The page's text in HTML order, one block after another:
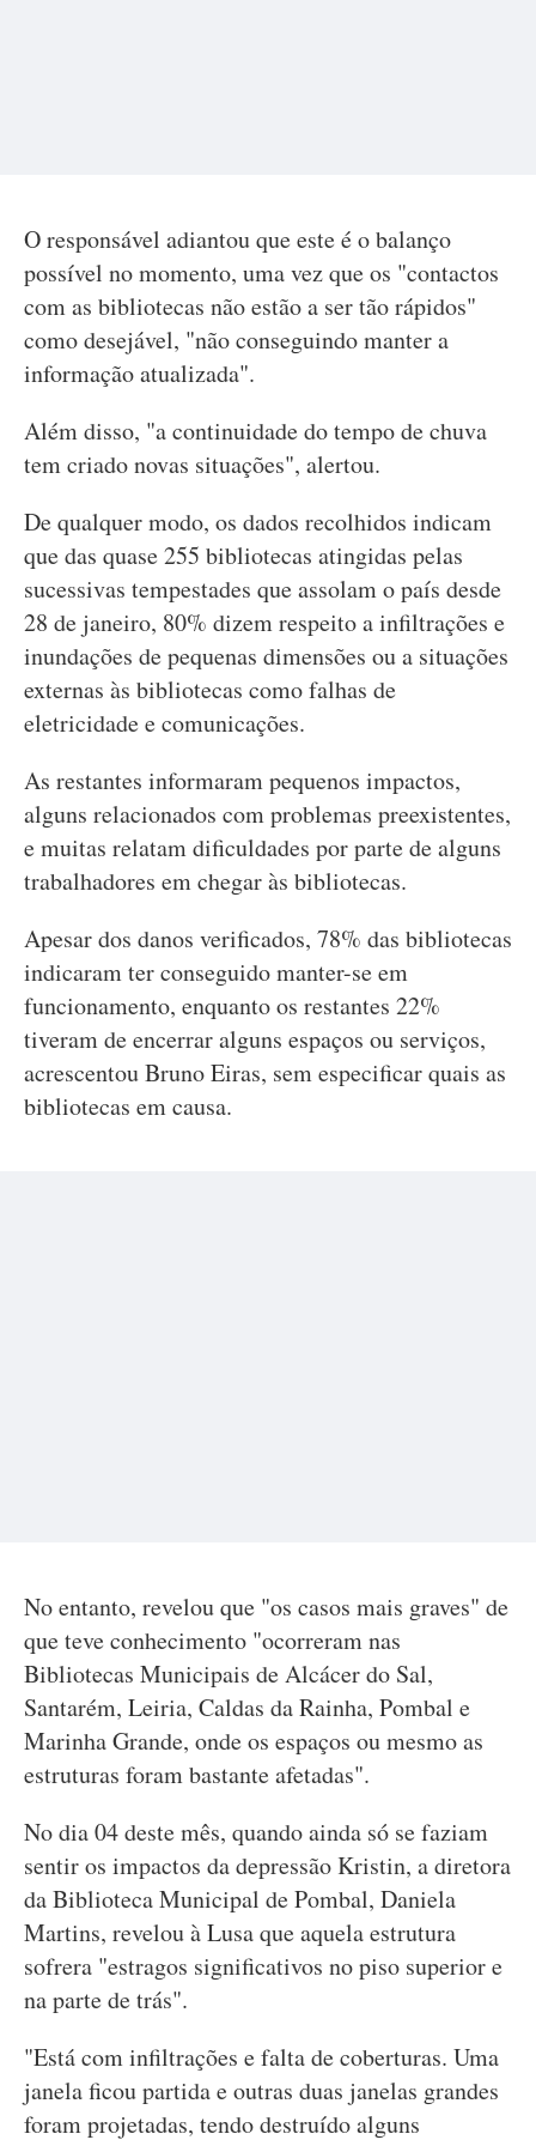
O responsável adiantou que este é o balanço
possível no momento, uma vez que os "contactos
com as bibliotecas não estão a ser tão rápidos"
como desejável, "não conseguindo manter a
informação atualizada".
Além disso, "a continuidade do tempo de chuva
tem criado novas situações", alertou.
De qualquer modo, os dados recolhidos indicam
que das quase 255 bibliotecas atingidas pelas
sucessivas tempestades que assolam o país desde
28 de janeiro, 80% dizem respeito a infiltrações e
inundações de pequenas dimensões ou a situações
externas às bibliotecas como falhas de
eletricidade e comunicações.
As restantes informaram pequenos impactos,
alguns relacionados com problemas preexistentes,
e muitas relatam dificuldades por parte de alguns
trabalhadores em chegar às bibliotecas.
Apesar dos danos verificados, 78% das bibliotecas
indicaram ter conseguido manter-se em
funcionamento, enquanto os restantes 22%
tiveram de encerrar alguns espaços ou serviços,
acrescentou Bruno Eiras, sem especificar quais as
bibliotecas em causa.
No entanto, revelou que "os casos mais graves" de
que teve conhecimento "ocorreram nas
Bibliotecas Municipais de Alcácer do Sal,
Santarém, Leiria, Caldas da Rainha, Pombal e
Marinha Grande, onde os espaços ou mesmo as
estruturas foram bastante afetadas".
No dia 04 deste mês, quando ainda só se faziam
sentir os impactos da depressão Kristin, a diretora
da Biblioteca Municipal de Pombal, Daniela
Martins, revelou à Lusa que aquela estrutura
sofrera "estragos significativos no piso superior e
na parte de trás".
"Está com infiltrações e falta de coberturas. Uma
janela ficou partida e outras duas janelas grandes
foram projetadas, tendo destruído alguns